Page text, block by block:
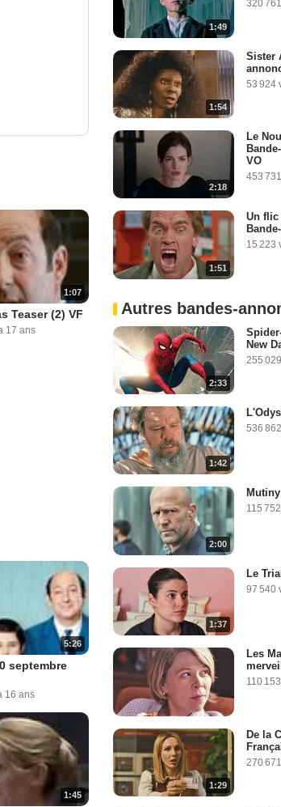
1:07
Teaser (2) VF
a 17 ans
5:26
septembre
16 ans
1:45
1:49
320
1:54
Sister
53 924
2:18
Le
VO
453
1:51
Un flic
15 223
Autres bandes-
2:33
New
255
1:42
536
2:00
Mutiny
115
1:37
Le
97 540
Les
110
1:29
De la
270